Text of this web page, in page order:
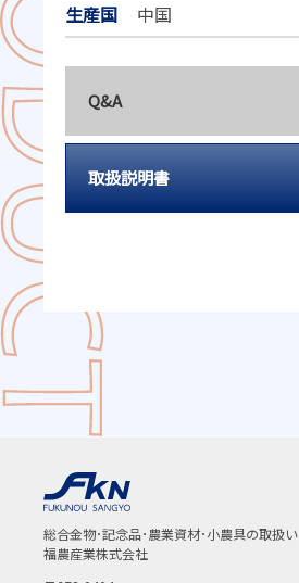
生産国 中国
Q&A
取扱説明書
総合金物･記念品･農業資材･小農具の取扱い
福農産業株式会社